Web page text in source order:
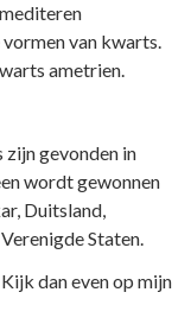
van kwarts.
ametrien.
gevonden in
wordt gewonnen
Duitsland,
Staten.
dan even op mijn